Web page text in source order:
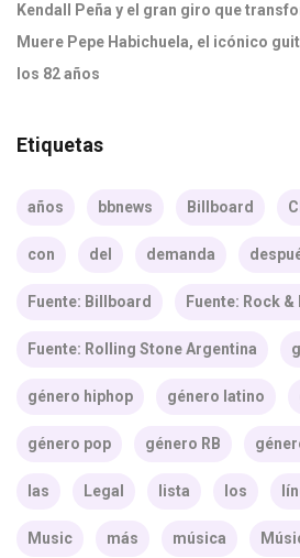
Kendall Peña y el gran giro que
Muere Pepe Habichuela, el icónico
los 82 años
Etiquetas
años bbnews Billboard
con del demanda
Fuente: Billboard Fuente: Rock &
Fuente: Rolling Stone Argentina
género hiphop género latino
género pop género RB
las Legal lista los
Music más música